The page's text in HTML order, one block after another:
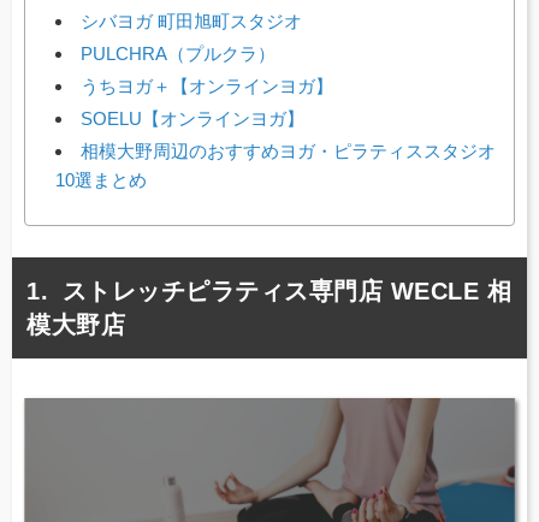
シバヨガ 町田旭町スタジオ
PULCHRA（プルクラ）
うちヨガ＋【オンラインヨガ】
SOELU【オンラインヨガ】
相模大野周辺のおすすめヨガ・ピラティススタジオ
10選まとめ
ストレッチピラティス専門店 WECLE 相
模大野店